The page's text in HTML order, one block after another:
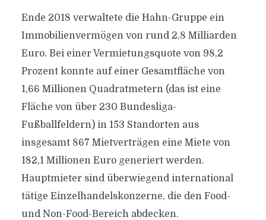
Ende 2018 verwaltete die Hahn-Gruppe ein
Immobilienvermögen von rund 2,8 Milliarden
Euro. Bei einer Vermietungsquote von 98,2
Prozent konnte auf einer Gesamtfläche von
1,66 Millionen Quadratmetern (das ist eine
Fläche von über 230 Bundesliga-
Fußballfeldern) in 153 Standorten aus
insgesamt 867 Mietverträgen eine Miete von
182,1 Millionen Euro generiert werden.
Hauptmieter sind überwiegend international
tätige Einzelhandelskonzerne, die den Food-
und Non-Food-Bereich abdecken.